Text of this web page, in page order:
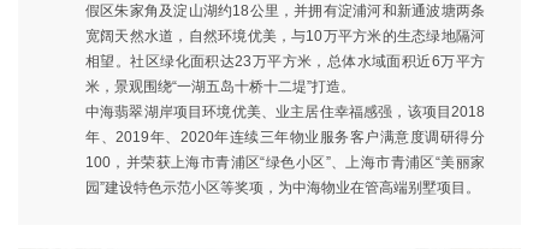
假区朱家角及淀山湖约18公里，并拥有淀浦河和新通波塘两条
宽阔天然水道，自然环境优美，与10万平方米的生态绿地隔河
相望。社区绿化面积达23万平方米，总体水域面积近6万平方
米，景观围绕“一湖五岛十桥十二堤”打造。
中海翡翠湖岸项目环境优美、业主居住幸福感强，该项目2018
年、2019年、2020年连续三年物业服务客户满意度调研得分
100，并荣获上海市青浦区“绿色小区”、上海市青浦区“美丽家
园”建设特色示范小区等奖项，为中海物业在管高端别墅项目。